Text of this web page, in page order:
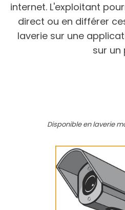
internet. L'exploitant
direct ou en différer
laverie sur une
sur un
Disponible en laverie